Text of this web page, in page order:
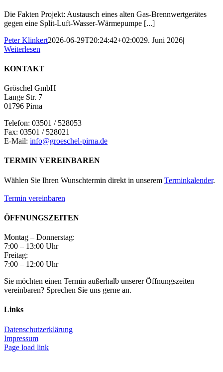
Die Fakten Projekt: Austausch eines alten Gas-Brennwertgerätes
gegen eine Split-Luft-Wasser-Wärmepumpe [...]
Peter Klinkert2026-06-29T20:24:42+02:0029. Juni 2026|
Weiterlesen
KONTAKT
Gröschel GmbH
Lange Str. 7
01796 Pirna
Telefon: 03501 / 528053
Fax: 03501 / 528021
E-Mail: info@groeschel-pirna.de
TERMIN VEREINBAREN
Wählen Sie Ihren Wunschtermin direkt in unserem Terminkalender.
Termin vereinbaren
ÖFFNUNGSZEITEN
Montag – Donnerstag:
7:00 – 13:00 Uhr
Freitag:
7:00 – 12:00 Uhr
Sie möchten einen Termin außerhalb unserer Öffnungszeiten
vereinbaren? Sprechen Sie uns gerne an.
Links
Datenschutzerklärung
Impressum
Page load link